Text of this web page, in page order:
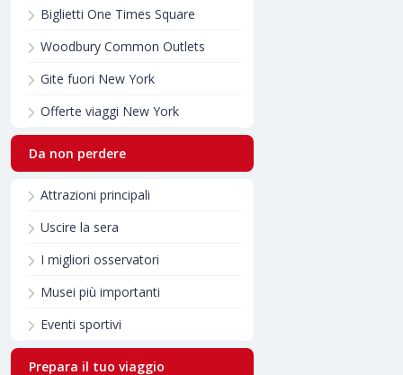
Biglietti One Times Square
Woodbury Common Outlets
Gite fuori New York
Offerte viaggi New York
Da non perdere
Attrazioni principali
Uscire la sera
I migliori osservatori
Musei più importanti
Eventi sportivi
Prepara il tuo viaggio